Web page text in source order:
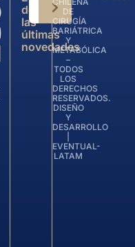
de
las
últimas
novedades
DE
CIRUGÍA
BARIÁTRICA
Y
METABÓLICA
–
TODOS
LOS
DERECHOS
RESERVADOS.
DISEÑO
Y
DESARROLLO
EVENTUAL-
LATAM